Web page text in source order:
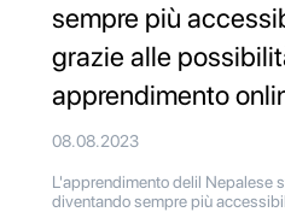
sempre più
grazie alle
apprendimento
08.08.2023
L'apprendimento delil Nepalese
diventando sempre più